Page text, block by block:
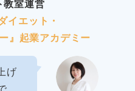
教室運営
イエット・
』起業アカデミー
げ